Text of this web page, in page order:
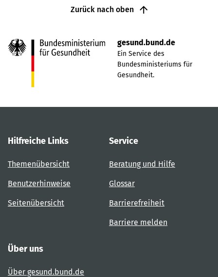
Zurück nach oben
gesund.bund.de
Ein Service des
Bundesministeriums für
Gesundheit.
Hilfreiche Links
Themenübersicht
Benutzerhinweise
Seitenübersicht
Service
Beratung und Hilfe
Glossar
Barrierefreiheit
Barriere melden
Über uns
Über gesund.bund.de